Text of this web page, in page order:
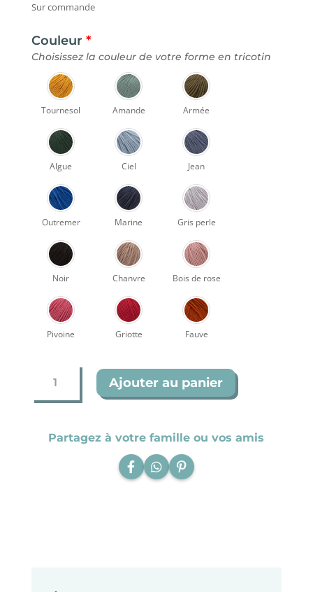
Sur commande
Couleur *
Choisissez la couleur de votre forme en tricotin
Tournesol Amande Armée
Algue Ciel Jean
Outremer Marine Gris perle
Noir Chanvre Bois de rose
Pivoine Griotte Fauve
coeur
Ajouter au panier
Partagez à votre famille ou vos amis